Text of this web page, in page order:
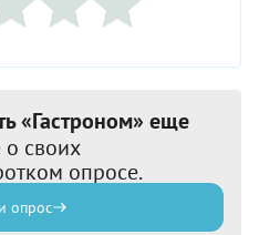
«Гастроном» еще
о своих
опросе.
опрос